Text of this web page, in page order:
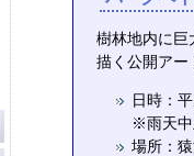
樹林地内に巨
描く公開アー
日時：
※雨天中
場所：